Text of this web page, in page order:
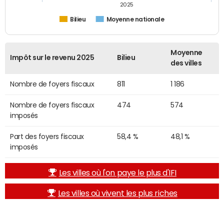
Bilieu Moyenne nationale
2025
Impôt sur le revenu 2025 Bilieu
Moyenne
des villes
Nombre de foyers fiscaux 811 1 186
Nombre de foyers fiscaux
imposés
474 574
Part des foyers fiscaux
imposés
58,4 % 48,1 %
Les villes où l'on paye le plus d'IFI
Les villes où vivent les plus riches